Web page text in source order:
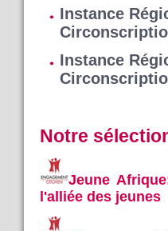
Instance
Instance
Notre
Jeune
l'alliée des jeunes